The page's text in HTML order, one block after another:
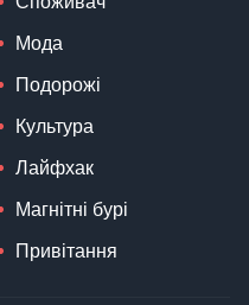
Мода
Подорожі
Культура
Лайфхак
Магнітні бурі
Привітання